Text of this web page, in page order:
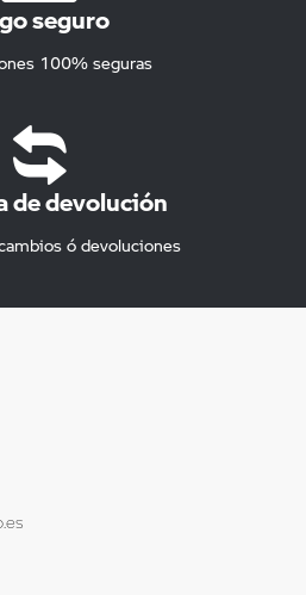
seguro
100% seguras
de devolución
ó devoluciones